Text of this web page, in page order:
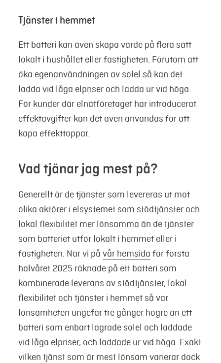
Tjänster i hemmet
Ett batteri kan även skapa värde på flera sätt
lokalt i hushållet eller fastigheten. Förutom att
öka egenanvändningen av solel så kan det
ladda vid låga elpriser och ladda ur vid höga.
För kunder där elnätföretaget har introducerat
effektavgifter kan det även användas för att
kapa effekttoppar.
Vad tjänar jag mest på?
Generellt är de tjänster som levereras ut mot
olika aktörer i elsystemet som stödtjänster och
lokal flexibilitet mer lönsamma än de tjänster
som batteriet utför lokalt i hemmet eller i
fastigheten. När vi på vår hemsida för första
halvåret 2025 räknade på ett batteri som
kombinerade leverans av stödtjänster, lokal
flexibilitet och tjänster i hemmet så var
lönsamheten ungefär tre gånger högre än ett
batteri som enbart lagrade solel och laddade
vid låga elpriser, och laddade ur vid höga. Exakt
vilken tjänst som är mest lönsam varierar dock